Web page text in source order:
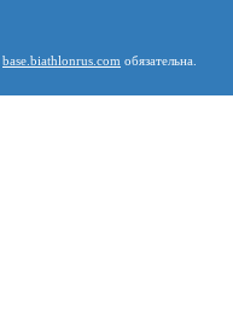
base.biathlonrus.com обязательна.